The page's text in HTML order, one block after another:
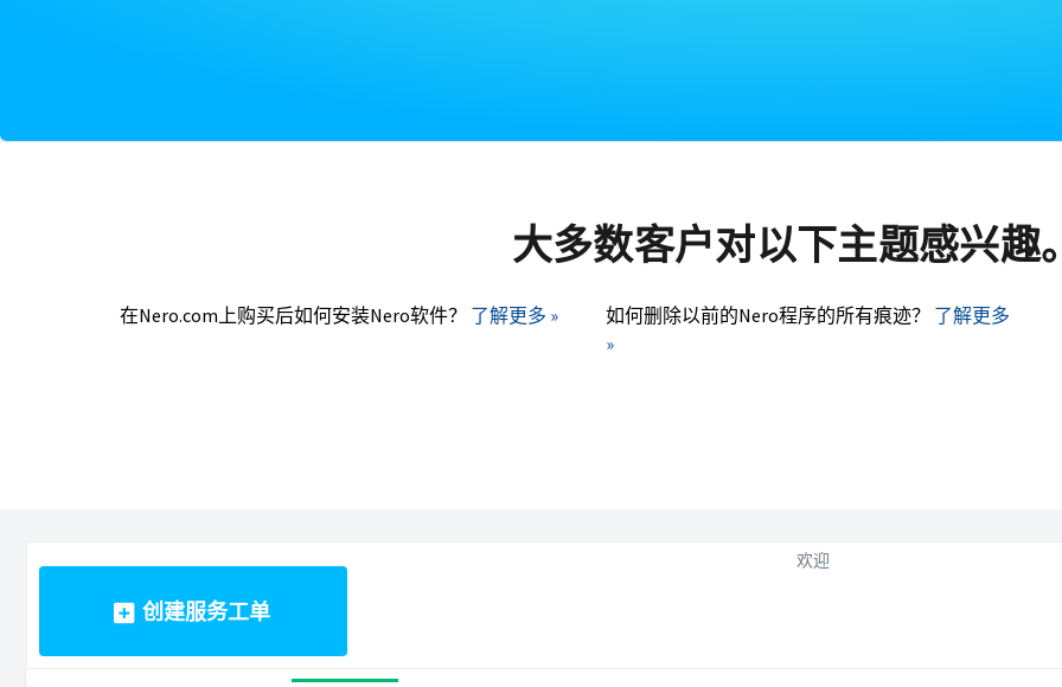
大多数客户对以下主题感兴趣
在Nero.com上购买后如何安装Nero软件？ 了解更多 » 如何删除以前的Nero程序的所有痕迹？ 了解更多
»
创建服务工单
欢迎